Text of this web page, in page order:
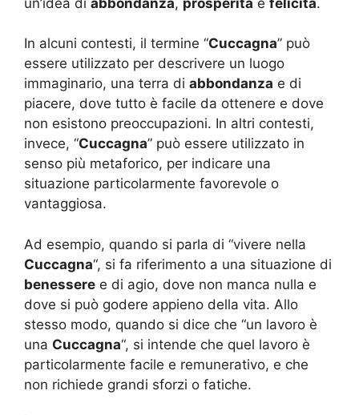
In alcuni contesti, il termine “Cuccagna” può
essere utilizzato per descrivere un luogo
immaginario, una terra di abbondanza e di
piacere, dove tutto è facile da ottenere e dove
non esistono preoccupazioni. In altri contesti,
invece, “Cuccagna” può essere utilizzato in
senso più metaforico, per indicare una
situazione particolarmente favorevole o
vantaggiosa.
Ad esempio, quando si parla di “vivere nella
Cuccagna“, si fa riferimento a una situazione di
benessere e di agio, dove non manca nulla e
dove si può godere appieno della vita. Allo
stesso modo, quando si dice che “un lavoro è
una Cuccagna“, si intende che quel lavoro è
particolarmente facile e remunerativo, e che
non richiede grandi sforzi o fatiche.